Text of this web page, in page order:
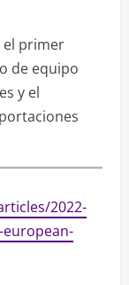
el primer
de equipo
y el
2022-